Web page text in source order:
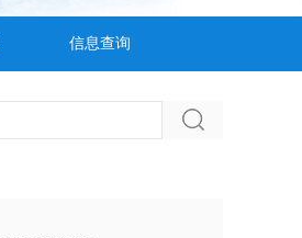
信息查询